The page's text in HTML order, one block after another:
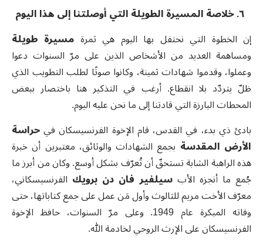
إن الخطوة التي نحتفل بها اليوم هي ثمرة مسيرة طويلة
ومساهمة العديد من الأشخاص الذين على مرّ السنوات دعوا
وعملوا، وقدموا شهادات ثمينة، وكانوا صوتًا لطلب التطويب الذي
ظلّ يتردّد بلا انقطاع. أرغب في التذكير هنا باختصار ببعض
المحطات البارزة التي قادتنا إلى ما نحن عليه اليوم.
بادئ ذي بدء، في القدس، قام الإخوة الفرنسيسكان فيحراسة
الأرض المقدسة بجمع الشهادات والوثائق، معتبرين أن خبرة
هذه الراهبة الشابة تستحقّ أن تُعرّف بشكل أوسع. وكان من أبرز ما
جُمع ما أنجزه الأبسيلفير فان دن برويك الفرنسيسكاني،
معرّف الأخت مريم للثالوث وأول مَن عمل على جمع كتاباتها، حتى
وفاته المبكرة عام 1949. وعلى مرّ السنوات، حافظ الإخوة
الفرنسيسكان على الإرث الروحي لخادمة الله.